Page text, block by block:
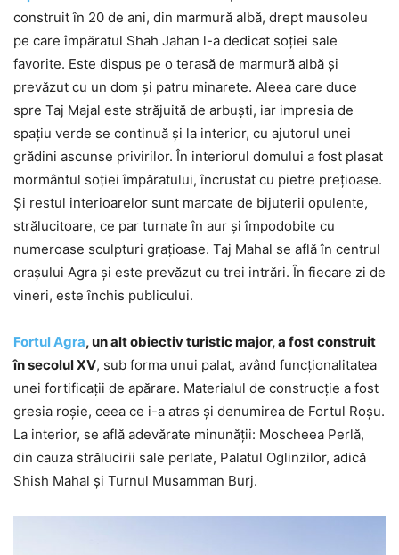
construit în 20 de ani, din marmură albă, drept mausoleu
pe care împăratul Shah Jahan l-a dedicat soției sale
favorite. Este dispus pe o terasă de marmură albă și
prevăzut cu un dom și patru minarete. Aleea care duce
spre Taj Majal este străjuită de arbuști, iar impresia de
spațiu verde se continuă și la interior, cu ajutorul unei
grădini ascunse privirilor. În interiorul domului a fost plasat
mormântul soției împăratului, încrustat cu pietre prețioase.
Și restul interioarelor sunt marcate de bijuterii opulente,
strălucitoare, ce par turnate în aur și împodobite cu
numeroase sculpturi grațioase. Taj Mahal se află în centrul
orașului Agra și este prevăzut cu trei intrări. În fiecare zi de
vineri, este închis publicului.
Fortul Agra, un alt obiectiv turistic major, a fost construit
în secolul XV, sub forma unui palat, având funcționalitatea
unei fortificații de apărare. Materialul de construcție a fost
gresia roșie, ceea ce i-a atras și denumirea de Fortul Roșu.
La interior, se află adevărate minunății: Moscheea Perlă,
din cauza strălucirii sale perlate, Palatul Oglinzilor, adică
Shish Mahal și Turnul Musamman Burj.